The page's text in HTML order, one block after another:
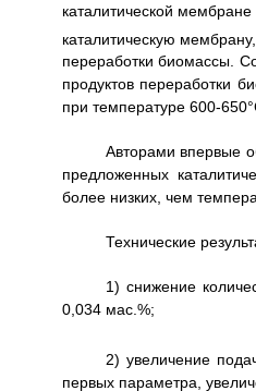
каталитической
каталитическую
переработки биомассы.
продуктов переработки
при температуре 600-
Авторами впервые
предложенных
более низких, чем
Технические
1) снижение
0,034 мас.%;
2) увеличение
первых параметра,